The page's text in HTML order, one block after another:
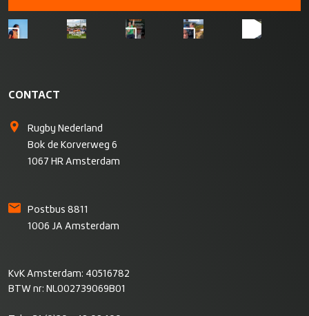
CONTACT
Rugby Nederland
Bok de Korverweg 6
1067 HR Amsterdam
Postbus 8811
1006 JA Amsterdam
KvK Amsterdam: 40516782
BTW nr: NL002739069B01